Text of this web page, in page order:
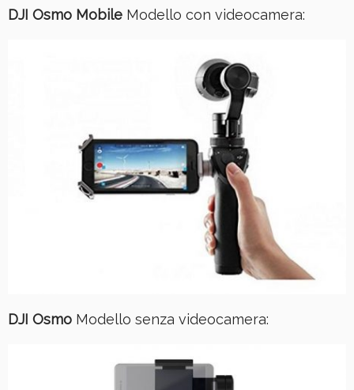
DJI Osmo Mobile Modello con videocamera:
DJI Osmo Modello senza videocamera: